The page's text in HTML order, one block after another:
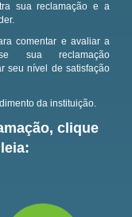
sua reclamação e a
comentar e avaliar a
sua reclamação
seu nível de satisfação
da instituição.
clique